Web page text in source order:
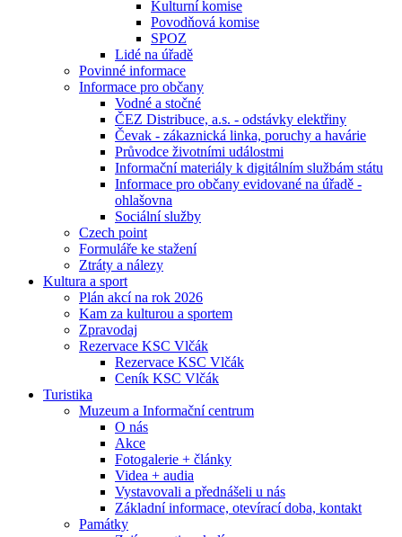
Kulturní komise
Povodňová komise
SPOZ
Lidé na úřadě
Povinné informace
Informace pro občany
Vodné a stočné
ČEZ Distribuce, a.s. - odstávky elektřiny
Čevak - zákaznická linka, poruchy a havárie
Průvodce životními událostmi
Informační materiály k digitálním službám státu
Informace pro občany evidované na úřadě -
ohlašovna
Sociální služby
Czech point
Formuláře ke stažení
Ztráty a nálezy
Kultura a sport
Plán akcí na rok 2026
Kam za kulturou a sportem
Zpravodaj
Rezervace KSC Vlčák
Rezervace KSC Vlčák
Ceník KSC Vlčák
Turistika
Muzeum a Informační centrum
O nás
Akce
Fotogalerie + články
Videa + audia
Vystavovali a přednášeli u nás
Základní informace, otevírací doba, kontakt
Památky